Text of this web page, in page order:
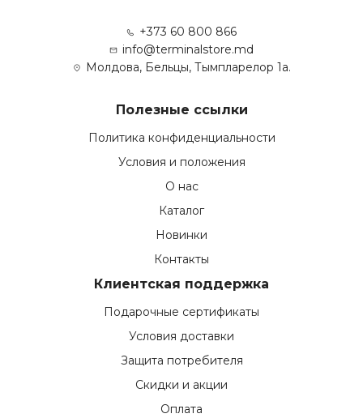
+373 60 800 866
info@terminalstore.md
Молдова, Бельцы, Тымпларелор 1а.
Полезные ссылки
Политика конфиденциальности
Условия и положения
О нас
Каталог
Новинки
Контакты
Клиентская поддержка
Подарочные сертификаты
Условия доставки
Защита потребителя
Скидки и акции
Оплата